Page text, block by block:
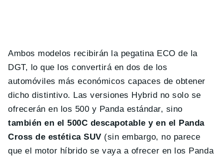
Ambos modelos recibirán la pegatina ECO de la
DGT, lo que los convertirá en dos de los
automóviles más económicos capaces de obtener
dicho distintivo. Las versiones Hybrid no solo se
ofrecerán en los 500 y Panda estándar, sino
también en el 500C descapotable y en el Panda
Cross de estética SUV (sin embargo, no parece
que el motor híbrido se vaya a ofrecer en los Panda